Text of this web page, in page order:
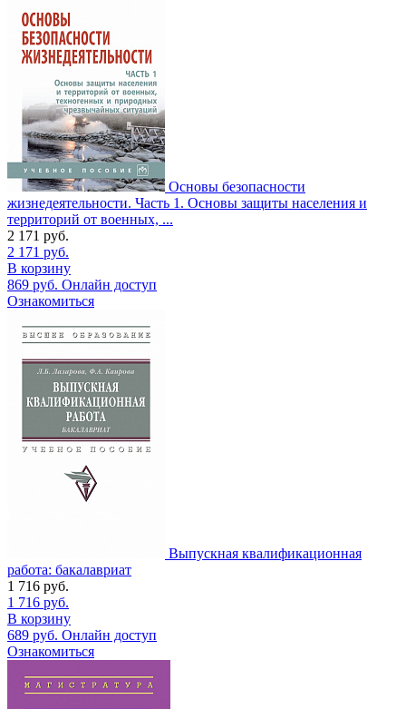
Основы безопасности
жизнедеятельности. Часть 1. Основы защиты населения и
территорий от военных, ...
2 171 руб.
2 171 руб.
В корзину
869 руб. Онлайн доступ
Ознакомиться
Выпускная квалификационная
работа: бакалавриат
1 716 руб.
1 716 руб.
В корзину
689 руб. Онлайн доступ
Ознакомиться